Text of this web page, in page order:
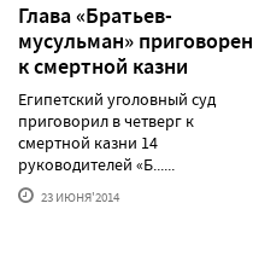
Глава «Братьев-
мусульман» приговорен
к смертной казни
Египетский уголовный суд
приговорил в четверг к
смертной казни 14
руководителей «Б......
23 ИЮНЯ'2014